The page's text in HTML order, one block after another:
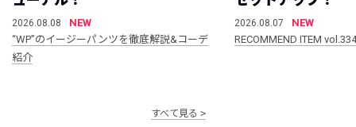
2026.08.08
NEW
“WP”のイージーパンツを徹底解説&コーデ
紹介
2026.08.07
NEW
RECOMMEND ITEM vol.334
すべて見る